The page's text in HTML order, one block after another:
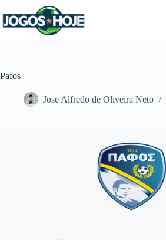
para
o
Pafos
Jose Alfredo de Oliveira Neto